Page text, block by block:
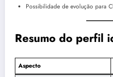
Possibilidade de evolução para
Resumo do perfil
Aspecto